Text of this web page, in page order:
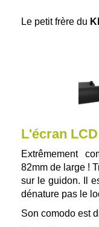
Le petit frère du
L'écran
Extrêmement
82mm de large !
sur le guidon. Il
dénature pas le
Son comodo est